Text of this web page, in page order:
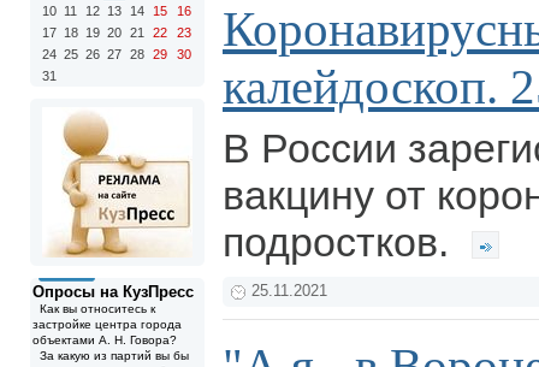
10 11 12 13 14 15
16
17 18 19 20 21 22
23
24 25 26 27 28 29
30
31
Опросы на КузПресс
Как вы относитесь к
застройке центра города
объектами А. Н. Говора?
За какую из партий вы бы
калейдоскоп.
В России
вакцину от
подростков.
25.11.2021